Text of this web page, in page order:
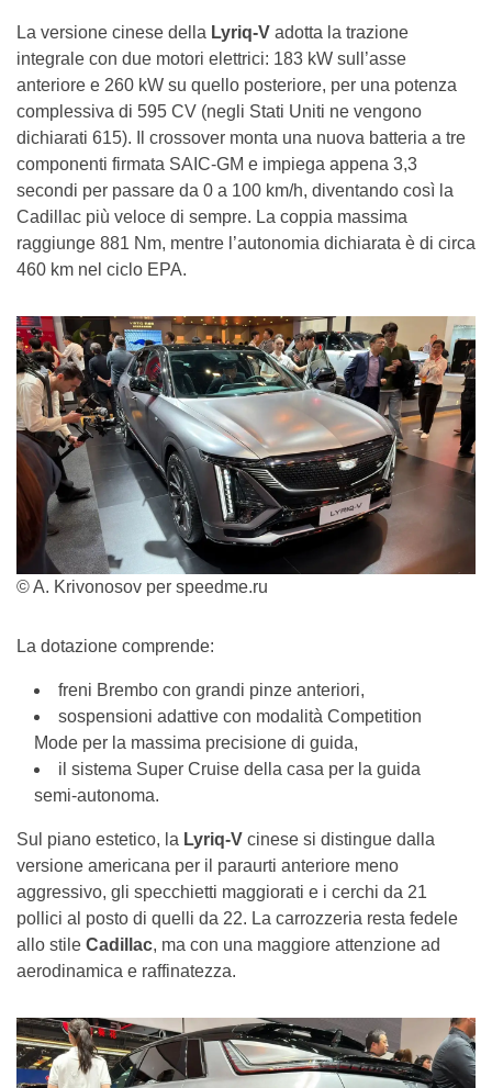
La versione cinese della Lyriq-V adotta la trazione
integrale con due motori elettrici: 183 kW sull’asse
anteriore e 260 kW su quello posteriore, per una potenza
complessiva di 595 CV (negli Stati Uniti ne vengono
dichiarati 615). Il crossover monta una nuova batteria a tre
componenti firmata SAIC-GM e impiega appena 3,3
secondi per passare da 0 a 100 km/h, diventando così la
Cadillac più veloce di sempre. La coppia massima
raggiunge 881 Nm, mentre l’autonomia dichiarata è di circa
460 km nel ciclo EPA.
© A. Krivonosov per speedme.ru
La dotazione comprende:
freni Brembo con grandi pinze anteriori,
sospensioni adattive con modalità Competition
Mode per la massima precisione di guida,
il sistema Super Cruise della casa per la guida
semi-autonoma.
Sul piano estetico, la Lyriq-V cinese si distingue dalla
versione americana per il paraurti anteriore meno
aggressivo, gli specchietti maggiorati e i cerchi da 21
pollici al posto di quelli da 22. La carrozzeria resta fedele
allo stile Cadillac, ma con una maggiore attenzione ad
aerodinamica e raffinatezza.